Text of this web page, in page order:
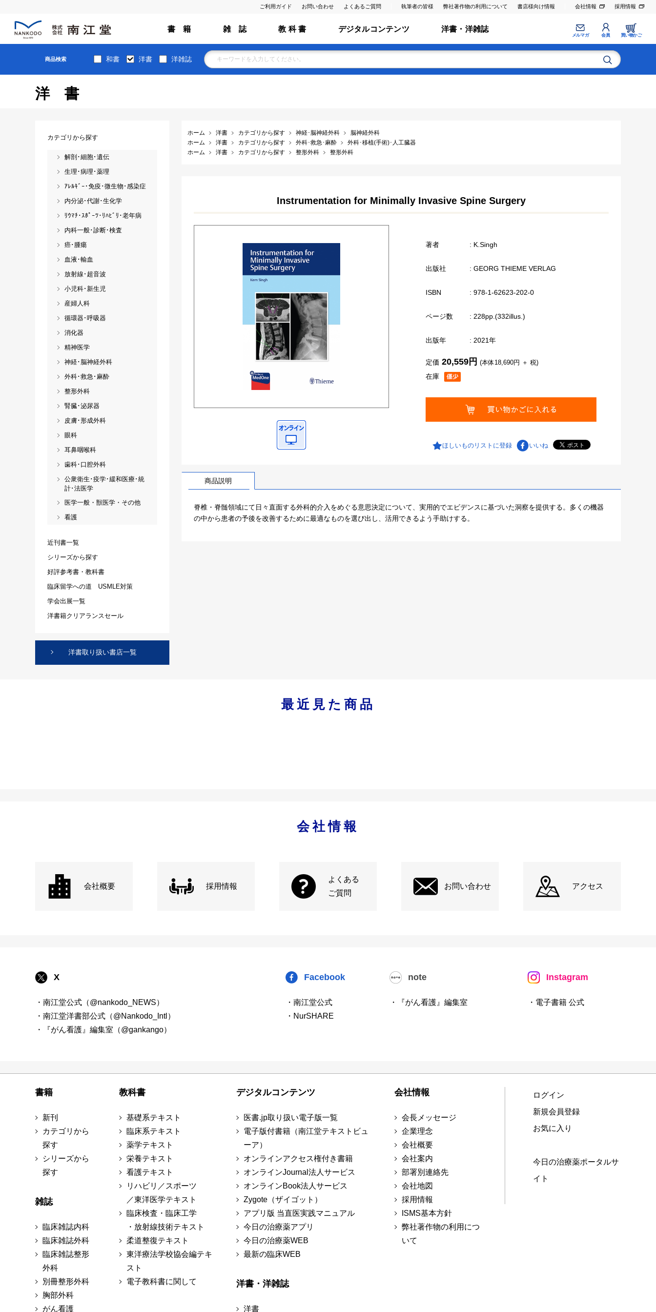
ご利用ガイド お問い合わせ よくあるご質問 執筆者の皆様 弊社著作物の利用について 書店様向け情報 会社情報 採用情報
書 籍 雑 誌 教 科 書 デジタルコンテンツ 洋書・洋雑誌
メルマガ 会員 買い物かご
商品検索 和書 洋書 洋雑誌
洋書
ホーム 洋書 カテゴリから探す 神経･脳神経外科
脳神経外科
ホーム
洋書 カテゴリから探す 外科･救急･麻酔
外科･移植(手術)･人工臓器
ホーム
洋書 カテゴリから探す 整形外科 整形外科
Instrumentation for Minimally Invasive Spine Surgery
著者 : K.Singh
出版社 : GEORG THIEME VERLAG
ISBN : 978-1-62623-202-0
ページ数 : 228pp.(332illus.)
出版年 : 2021年
在庫
定価 20,559円 (本体18,690円 ＋ 税)
ほしいものリストに登録 いいね
商品説明
脊椎・脊髄領域にて日々直面する外科的介入をめぐる意思決定について、実用的でエビデンスに基づいた洞察を提供する。多くの機器
の中から患者の予後を改善するために最適なものを選び出し、活用できるよう手助けする。
カテゴリから探す
解剖･細胞･遺伝
生理･病理･薬理
ｱﾚﾙｷﾞｰ･免疫･微生物･感染症
内分泌･代謝･生化学
ﾘｳﾏﾁ･ｽﾎﾟｰﾂ･ﾘﾊﾋﾞﾘ･老年病
内科一般･診断･検査
癌･腫瘍
血液･輸血
放射線･超音波
小児科･新生児
産婦人科
循環器･呼吸器
消化器
精神医学
神経･脳神経外科
外科･救急･麻酔
整形外科
腎臓･泌尿器
皮膚･形成外科
眼科
耳鼻咽喉科
歯科･口腔外科
公衆衛生･疫学･緩和医療･統
計･法医学
医学一般・獣医学・その他
看護
近刊書一覧
シリーズから探す
好評参考書・教科書
臨床留学への道 USMLE対策
学会出展一覧
洋書籍クリアランスセール
洋書取り扱い書店一覧
最近見た商品
会社情報
会社概要 採用情報
よくある
ご質問
お問い合わせ アクセス
X
・南江堂公式（@nankodo_NEWS）
・南江堂洋書部公式（@Nankodo_Intl）
・『がん看護』編集室（@gankango）
Facebook
・南江堂公式
・NurSHARE
note
・『がん看護』編集室
Instagram
・電子書籍 公式
書籍
新刊
カテゴリから
探す
シリーズから
探す
雑誌
臨床雑誌内科
臨床雑誌外科
臨床雑誌整形
外科
別冊整形外科
胸部外科
がん看護
教科書
基礎系テキスト
臨床系テキスト
薬学テキスト
栄養テキスト
看護テキスト
リハビリ／スポーツ
／東洋医学テキスト
臨床検査・臨床工学
・放射線技術テキスト
柔道整復テキスト
東洋療法学校協会編テキ
スト
電子教科書に関して
デジタルコンテンツ
医書.jp取り扱い電子版一覧
電子版付書籍（南江堂テキストビュ
ーア）
オンラインアクセス権付き書籍
オンラインJournal法人サービス
オンラインBook法人サービス
Zygote（ザイゴット）
アプリ版 当直医実践マニュアル
今日の治療薬アプリ
今日の治療薬WEB
最新の臨床WEB
洋書・洋雑誌
洋書
会社情報
会長メッセージ
企業理念
会社概要
会社案内
部署別連絡先
会社地図
採用情報
ISMS基本方針
弊社著作物の利用につ
いて
ログイン
新規会員登録
お気に入り
今日の治療薬ポータルサ
イト